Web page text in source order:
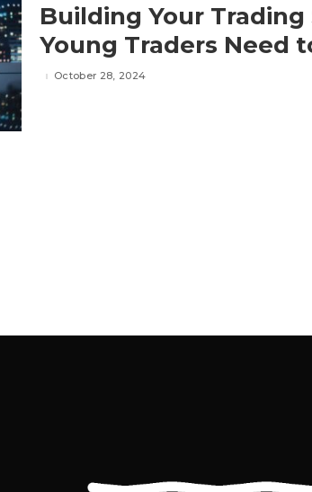
Building Your
Young Traders Need
October 28, 2024